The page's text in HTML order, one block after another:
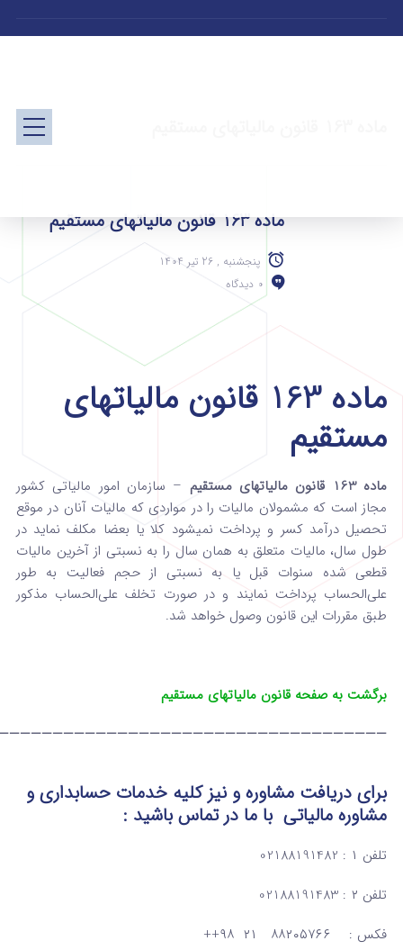
ماده 163 قانون مالیاتهای مستقیم
پنجشنبه , 26 تیر 1404
0 دیدگاه
ماده 163 قانون مالیاتهای
مستقیم
ماده 163 قانون مالیاتهای مستقیم
– سازمان امور مالیاتی کشور
مجاز است که مشمولان مالیات را در مواردی که مالیات آنان در موقع
تحصیل درآمد کسر و پرداخت‌ نمی­شود کلا یا بعضا مکلف نماید در
طول سال، مالیات متعلق به همان سال را به نسبتی از آخرین مالیات
قطعی شده سنوات قبل یا به نسبتی از حجم‌ فعالیت به طور
علی‌الحساب پرداخت نمایند و در صورت تخلف علی‌الحساب مذکور
طبق مقررات این قانون وصول خواهد شد.
برگشت به صفحه قانون مالیاتهای مستقیم
برای دریافت مشاوره و نیز کلیه خدمات حسابداری و
مشاوره مالیاتیبا ما در تماسباشید :
تلفن ۱ : 02188191482
تلفن ۲ : 02188191483
فکس : ۸۸۲۰۵۷۶۶ ۲۱ ۹۸++